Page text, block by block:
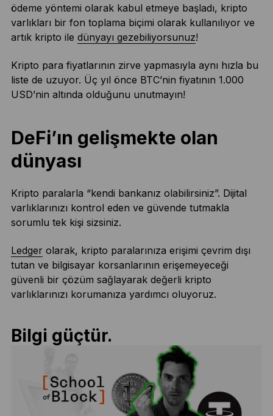
ödeme yöntemi olarak kabul etmeye başladı, kripto
varlıkları bir fon toplama biçimi olarak kullanılıyor ve
artık kripto ile dünyayı gezebiliyorsunuz!
Kripto para fiyatlarının zirve yapmasıyla aynı hızla bu
liste de uzuyor. Üç yıl önce BTC’nin fiyatının 1.000
USD’nin altında olduğunu unutmayın!
DeFi’ın gelişmekte olan
dünyası
Kripto paralarla “kendi bankanız olabilirsiniz”. Dijital
varlıklarınızı kontrol eden ve güvende tutmakla
sorumlu tek kişi sizsiniz.
Ledger olarak, kripto paralarınıza erişimi çevrim dışı
tutan ve bilgisayar korsanlarının erişemeyeceği
güvenli bir çözüm sağlayarak değerli kripto
varlıklarınızı korumanıza yardımcı oluyoruz.
Bilgi güçtür.